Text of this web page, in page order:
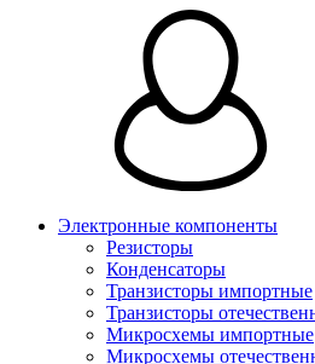
Электронные компоненты
Резисторы
Конденсаторы
Транзисторы импортные
Транзисторы
Микросхемы импортные
Микросхемы